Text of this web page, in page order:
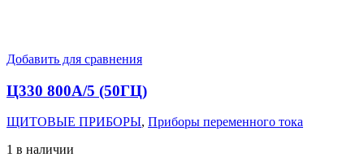
Добавить для сравнения
Ц330 800А/5 (50ГЦ)
ЩИТОВЫЕ ПРИБОРЫ, Приборы переменного тока
1 в наличии